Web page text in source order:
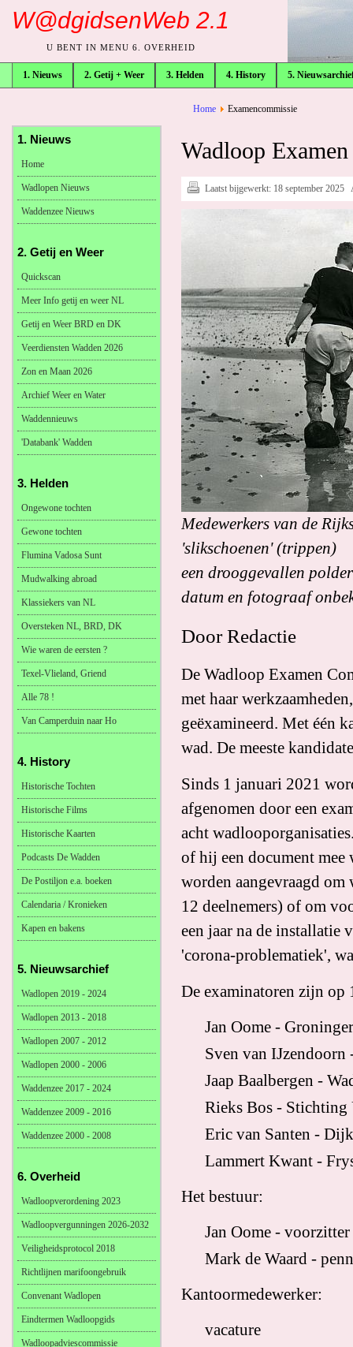
W@dgidsenWeb 2.1
U BENT IN MENU 6. OVERHEID
1. Nieuws 2. Getij + Weer 3. Helden 4. History 5.
broodkruimelpad
Home Examencommissie
Wadloop
Laatst bijgewerkt: 18 september 2025
Medewerkers van de
'slikschoenen' (trippen)
een drooggevallen
datum en fotograaf
Door Redactie
De Wadloop Examen
met haar
geëxamineerd. Met één
wad. De meeste
Sinds 1 januari 2021
afgenomen door een
acht
of hij een document
worden aangevraagd
12 deelnemers) of om
een jaar na de installatie
'corona-problematiek',
De examinatoren zijn op
Jan Oome -
Sven van
Jaap Baalbergen -
Rieks Bos - Stichting
Eric van Santen -
Lammert Kwant -
Het bestuur:
Jan Oome - voorzitter
Mark de Waard -
Kantoormedewerker:
vacature
1. Nieuws
Home
Wadlopen Nieuws
Waddenzee Nieuws
2. Getij en Weer
Quickscan
Meer Info getij en weer NL
Getij en Weer BRD en DK
Veerdiensten Wadden 2026
Zon en Maan 2026
Archief Weer en Water
Waddennieuws
'Databank' Wadden
3. Helden
Ongewone tochten
Gewone tochten
Flumina Vadosa Sunt
Mudwalking abroad
Klassiekers van NL
Oversteken NL, BRD, DK
Wie waren de eersten ?
Texel-Vlieland, Griend
Alle 78 !
Van Camperduin naar Ho
4. History
Historische Tochten
Historische Films
Historische Kaarten
Podcasts De Wadden
De Postiljon e.a. boeken
Calendaria / Kronieken
Kapen en bakens
5. Nieuwsarchief
Wadlopen 2019 - 2024
Wadlopen 2013 - 2018
Wadlopen 2007 - 2012
Wadlopen 2000 - 2006
Waddenzee 2017 - 2024
Waddenzee 2009 - 2016
Waddenzee 2000 - 2008
6. Overheid
Wadloopverordening 2023
Wadloopvergunningen 2026-2032
Veiligheidsprotocol 2018
Richtlijnen marifoongebruik
Convenant Wadlopen
Eindtermen Wadloopgids
Wadloopadviescommissie